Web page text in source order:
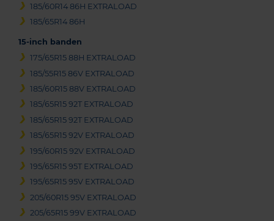
185/60R14 86H EXTRALOAD
185/65R14 86H
15-inch banden
175/65R15 88H EXTRALOAD
185/55R15 86V EXTRALOAD
185/60R15 88V EXTRALOAD
185/65R15 92T EXTRALOAD
185/65R15 92T EXTRALOAD
185/65R15 92V EXTRALOAD
195/60R15 92V EXTRALOAD
195/65R15 95T EXTRALOAD
195/65R15 95V EXTRALOAD
205/60R15 95V EXTRALOAD
205/65R15 99V EXTRALOAD